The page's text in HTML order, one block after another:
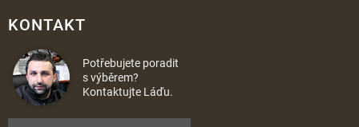
KONTAKT
Potřebujete poradit
s výběrem?
Kontaktujte Láďu.